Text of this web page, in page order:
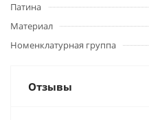
Патина
Материал
Номенклатурная группа
Отзывы